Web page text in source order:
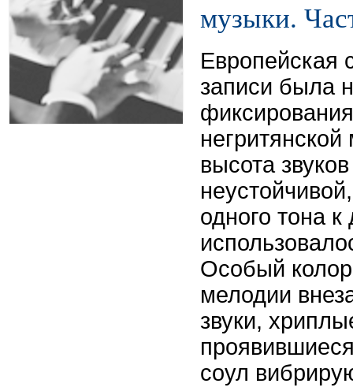
музыки.
Европейская
записи была
негритянской
высота
одного тона к
Особый
мелодии
звуки,
соул